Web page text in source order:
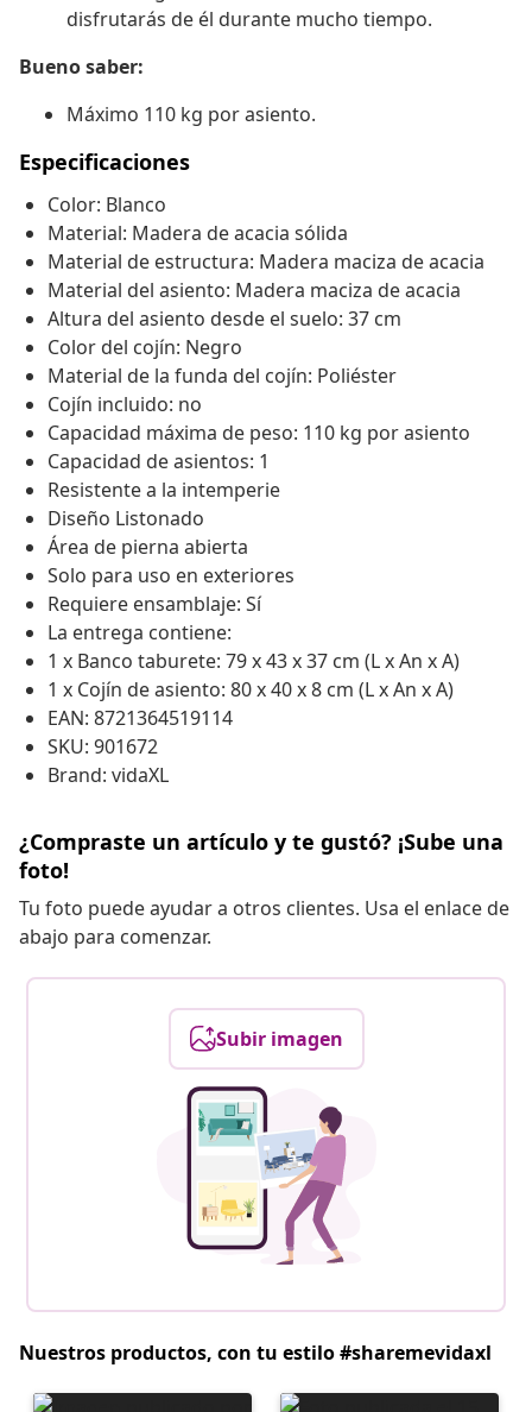
disfrutarás de él durante mucho tiempo.
Bueno saber:
Máximo 110 kg por asiento.
Especificaciones
Color: Blanco
Material: Madera de acacia sólida
Material de estructura: Madera maciza de acacia
Material del asiento: Madera maciza de acacia
Altura del asiento desde el suelo: 37 cm
Color del cojín: Negro
Material de la funda del cojín: Poliéster
Cojín incluido: no
Capacidad máxima de peso: 110 kg por asiento
Capacidad de asientos: 1
Resistente a la intemperie
Diseño Listonado
Área de pierna abierta
Solo para uso en exteriores
Requiere ensamblaje: Sí
La entrega contiene:
1 x Banco taburete: 79 x 43 x 37 cm (L x An x A)
1 x Cojín de asiento: 80 x 40 x 8 cm (L x An x A)
EAN: 8721364519114
SKU: 901672
Brand: vidaXL
¿Compraste un artículo y te gustó? ¡Sube una
foto!
Tu foto puede ayudar a otros clientes. Usa el enlace de
abajo para comenzar.
Subir imagen
Nuestros productos, con tu estilo #sharemevidaxl